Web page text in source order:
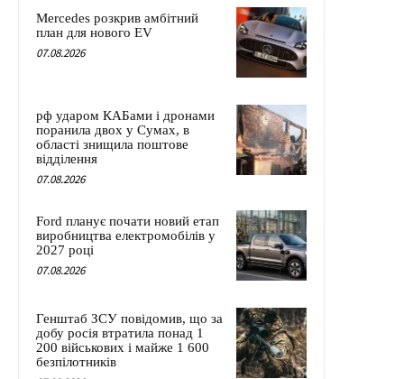
Mercedes розкрив амбітний
план для нового EV
07.08.2026
рф ударом КАБами і дронами
поранила двох у Сумах, в
області знищила поштове
відділення
07.08.2026
Ford планує почати новий етап
виробництва електромобілів у
2027 році
07.08.2026
Генштаб ЗСУ повідомив, що за
добу росія втратила понад 1
200 військових і майже 1 600
безпілотників